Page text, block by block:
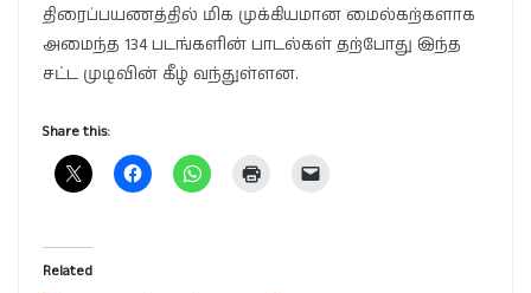
திரைப்பயணத்தில் மிக முக்கியமான மைல்கற்களாக
அமைந்த 134 படங்களின் பாடல்கள் தற்போது இந்த
சட்ட முடிவின் கீழ் வந்துள்ளன.
Share this:
Related